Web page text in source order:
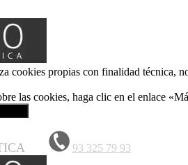
cookies propias con finalidad técnica,
las cookies, haga clic en el enlace
93 325 79 93